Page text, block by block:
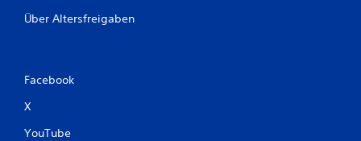
Über Altersfreigaben
Facebook
X
YouTube